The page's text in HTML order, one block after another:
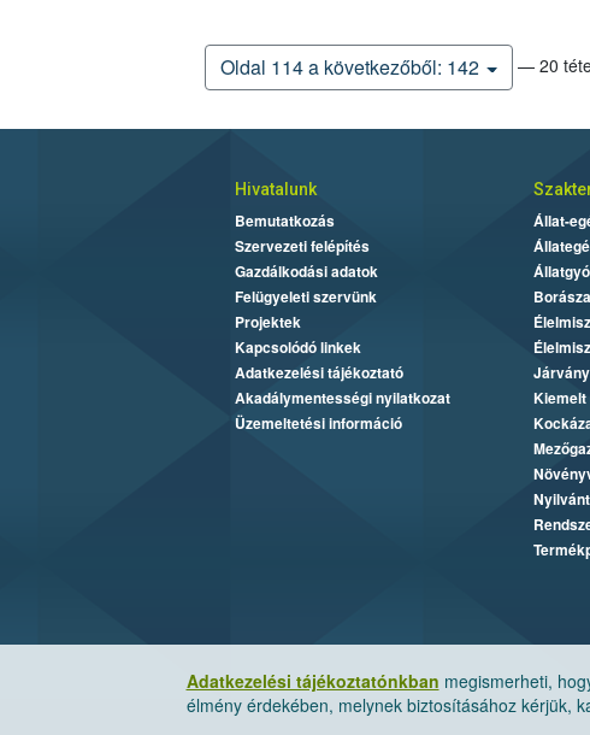
Oldal 114 a következőből: 142 — 20
Adatkezelési tájékoztatónkban megismerheti,
élmény érdekében, melynek biztosításához kérjük,
Hivatalunk
Bemutatkozás
Szervezeti felépítés
Gazdálkodási adatok
Felügyeleti szervünk
Projektek
Kapcsolódó linkek
Adatkezelési tájékoztató
Akadálymentességi nyilatkozat
Üzemeltetési információ
Állat-
Kiemelt